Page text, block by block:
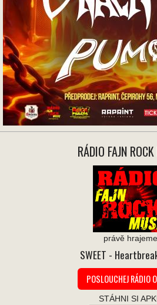
RÁDIO FAJN
právě
SWEET -
POSLOUCHEJ RÁDIO
STÁHNI SI